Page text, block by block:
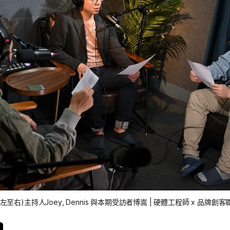
至右)主持人Joey, Dennis 與本期受訪者博嵩 | 硬體工程師 x 品牌創客